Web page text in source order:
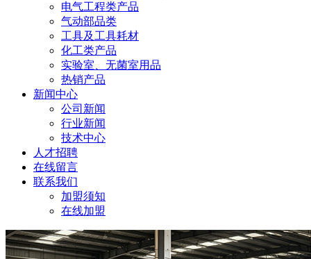
电气工程类产品
气动部品类
工具及工具耗材
化工类产品
实验室、无菌室用品
热销产品
新闻中心
公司新闻
行业新闻
技术中心
人才招聘
在线留言
联系我们
加盟须知
在线加盟